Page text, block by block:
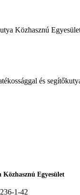
Közhasznú
és
Egyesület
1-42